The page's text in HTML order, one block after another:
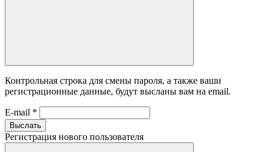
Контрольная строка для смены пароля, а также ваши
регистрационные данные, будут высланы вам на email.
E-mail *
Выслать
Регистрация нового пользователя